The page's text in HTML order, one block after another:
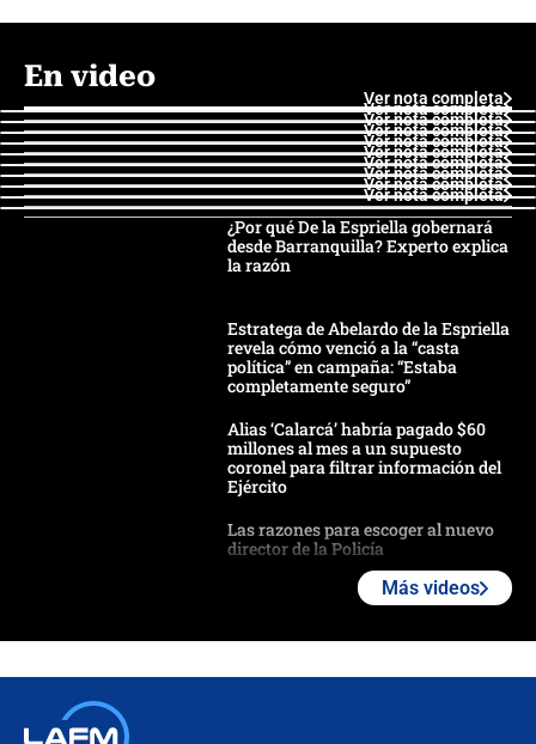
En video
Ver nota completa
Ver nota completa
Ver nota completa
Ver nota completa
Ver nota completa
Ver nota completa
Ver nota completa
Ver nota completa
Ver nota completa
Ver nota completa
¿Por qué De la Espriella gobernará
desde Barranquilla? Experto explica
la razón
Estratega de Abelardo de la Espriella
revela cómo venció a la “casta
política” en campaña: “Estaba
completamente seguro”
Alias ‘Calarcá’ habría pagado $60
millones al mes a un supuesto
coronel para filtrar información del
Ejército
Las razones para escoger al nuevo
director de la Policía
Más videos